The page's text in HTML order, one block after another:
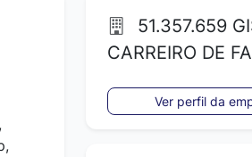
51.357.659
CARREIRO DE
Ver perfil da